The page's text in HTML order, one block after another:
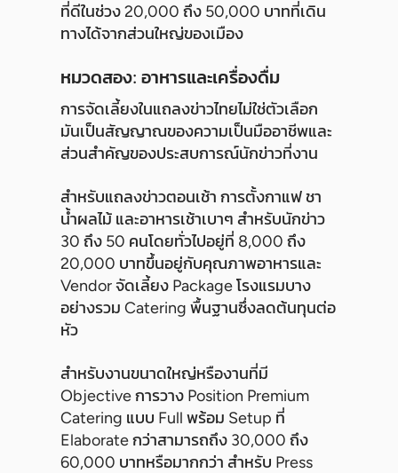
ที่ดีในช่วง 20,000 ถึง 50,000 บาทที่เดิน
ทางได้จากส่วนใหญ่ของเมือง
หมวดสอง: อาหารและเครื่องดื่ม
การจัดเลี้ยงในแถลงข่าวไทยไม่ใช่ตัวเลือก
มันเป็นสัญญาณของความเป็นมืออาชีพและ
ส่วนสำคัญของประสบการณ์นักข่าวที่งาน
สำหรับแถลงข่าวตอนเช้า การตั้งกาแฟ ชา
น้ำผลไม้ และอาหารเช้าเบาๆ สำหรับนักข่าว
30 ถึง 50 คนโดยทั่วไปอยู่ที่ 8,000 ถึง
20,000 บาทขึ้นอยู่กับคุณภาพอาหารและ
Vendor จัดเลี้ยง Package โรงแรมบาง
อย่างรวม Catering พื้นฐานซึ่งลดต้นทุนต่อ
หัว
สำหรับงานขนาดใหญ่หรืองานที่มี
Objective การวาง Position Premium
Catering แบบ Full พร้อม Setup ที่
Elaborate กว่าสามารถถึง 30,000 ถึง
60,000 บาทหรือมากกว่า สำหรับ Press